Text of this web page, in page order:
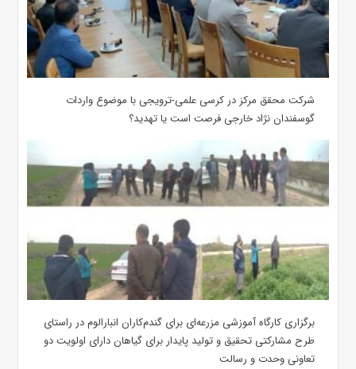
شرکت محقق مرکز در کرسی علمی-ترویجی با موضوع واردات
گوسفندان نژاد خارجی فرصت است یا تهدید؟
برگزاری کارگاه آموزشی مزرعه‌ای برای گندم‌کاران انبارالوم در راستای
طرح مشارکتی تحقیق و تولید پایدار برای گیاهان دارای اولویت دو
تعاونی وحدت و رسالت